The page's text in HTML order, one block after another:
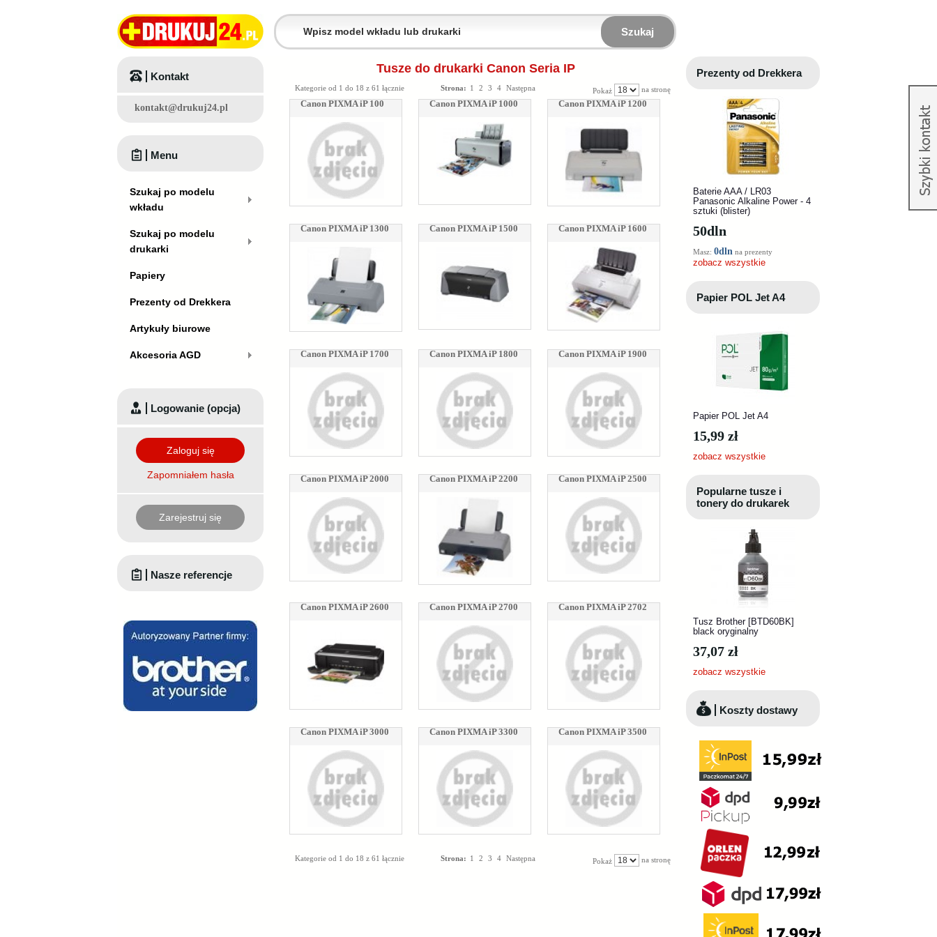
Szukaj
Tusze do drukarki Canon Seria IP
Kategorie od 1 do 18 z 61 łącznie Pokaż na stronę
Strona: 1 2 3 4 Następna
Canon PIXMA iP 100 Canon PIXMA iP 1000 Canon PIXMA iP 1200
Canon PIXMA iP 1300 Canon PIXMA iP 1500 Canon PIXMA iP 1600
Canon PIXMA iP 1700 Canon PIXMA iP 1800 Canon PIXMA iP 1900
Canon PIXMA iP 2000 Canon PIXMA iP 2200 Canon PIXMA iP 2500
Canon PIXMA iP 2600 Canon PIXMA iP 2700 Canon PIXMA iP 2702
Canon PIXMA iP 3000 Canon PIXMA iP 3300 Canon PIXMA iP 3500
Kategorie od 1 do 18 z 61 łącznie Pokaż na stronę
Strona: 1 2 3 4 Następna
Kontakt
kontakt@drukuj24.pl
Menu
Szukaj po modelu
wkładu
Szukaj po modelu
drukarki
Papiery
Prezenty od Drekkera
Artykuły biurowe
Akcesoria AGD
Logowanie (opcja)
Zaloguj się
Zapomniałem hasła
Zarejestruj się
Nasze referencje
Prezenty od Drekkera
Baterie AAA / LR03
Panasonic Alkaline Power - 4
sztuki (blister)
50dln
Masz: 0dln na prezenty
zobacz wszystkie
Papier POL Jet A4
Papier POL Jet A4
15,99 zł
zobacz wszystkie
Popularne tusze i
tonery do drukarek
Tusz Brother [BTD60BK]
black oryginalny
37,07 zł
zobacz wszystkie
Koszty dostawy